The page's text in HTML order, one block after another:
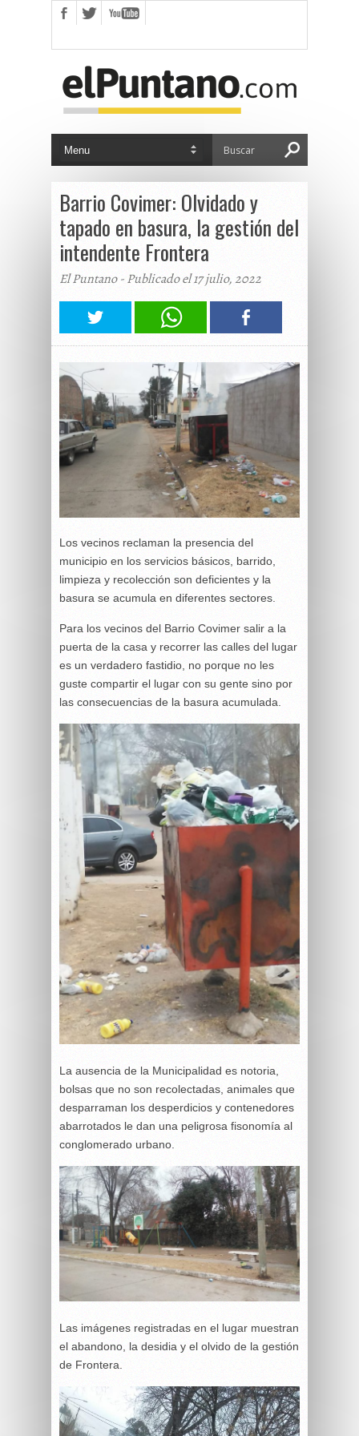
Barrio Covimer: Olvidado y
tapado en basura, la gestión del
intendente Frontera
El Puntano - Publicado el 17 julio, 2022
Los vecinos reclaman la presencia del
municipio en los servicios básicos, barrido,
limpieza y recolección son deficientes y la
basura se acumula en diferentes sectores.
Para los vecinos del Barrio Covimer salir a la
puerta de la casa y recorrer las calles del lugar
es un verdadero fastidio, no porque no les
guste compartir el lugar con su gente sino por
las consecuencias de la basura acumulada.
La ausencia de la Municipalidad es notoria,
bolsas que no son recolectadas, animales que
desparraman los desperdicios y contenedores
abarrotados le dan una peligrosa fisonomía al
conglomerado urbano.
Las imágenes registradas en el lugar muestran
el abandono, la desidia y el olvido de la gestión
de Frontera.